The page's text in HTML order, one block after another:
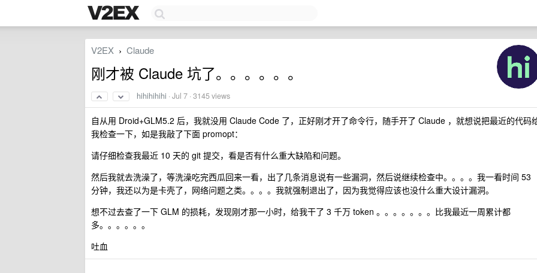
V2EX › Claude
刚才被 Claude 坑了。。。。。。
hihihihihi ·Jul 7 · 3145 views
自从用 Droid+GLM5.2 后，我就没用 Claude Code 了，正好刚才开了命令行，随手开了 Claude ，就想说把最近的代码
我检查一下，如是我敲了下面 promopt：
请仔细检查我最近 10 天的 git 提交，看是否有什么重大缺陷和问题。
然后我就去洗澡了，等洗澡吃完西瓜回来一看，出了几条消息说有一些漏洞，然后说继续检查中。。。。我一看时间 53
分钟，我还以为是卡壳了，网络问题之类。。。。我就强制退出了，因为我觉得应该也没什么重大设计漏洞。
想不过去查了一下 GLM 的损耗，发现刚才那一小时，给我干了 3 千万 token 。。。。。。。比我最近一周累计都
多。。。。。。
吐血